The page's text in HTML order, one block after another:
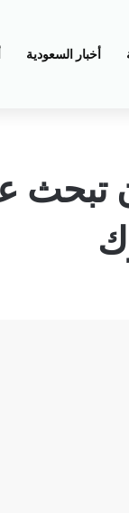
أخبار السعودية
تبحث